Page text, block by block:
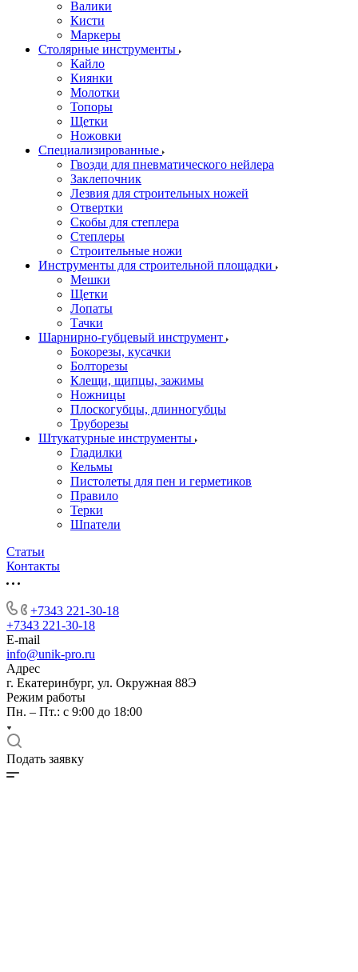
Валики
Кисти
Маркеры
Столярные инструменты
Кайло
Киянки
Молотки
Топоры
Щетки
Ножовки
Специализированные
Гвозди для пневматического нейлера
Заклепочник
Лезвия для строительных ножей
Отвертки
Скобы для степлера
Степлеры
Строительные ножи
Инструменты для строительной площадки
Мешки
Щетки
Лопаты
Тачки
Шарнирно-губцевый инструмент
Бокорезы, кусачки
Болторезы
Клещи, щипцы, зажимы
Ножницы
Плоскогубцы, длинногубцы
Труборезы
Штукатурные инструменты
Гладилки
Кельмы
Пистолеты для пен и герметиков
Правило
Терки
Шпатели
Статьи
Контакты
+7343 221-30-18
+7343 221-30-18
E-mail
info@unik-pro.ru
Адрес
г. Екатеринбург, ул. Окружная 88Э
Режим работы
Пн. – Пт.: с 9:00 до 18:00
Подать заявку